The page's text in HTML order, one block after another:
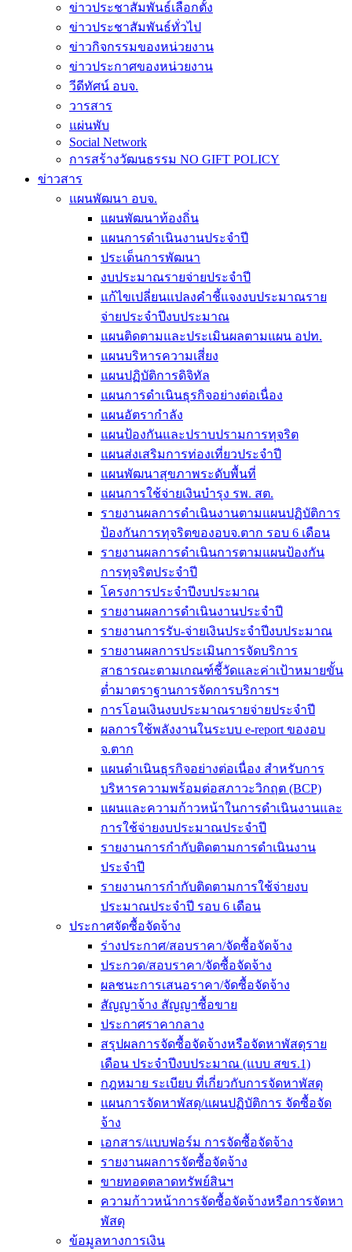
ข่าวประชาสัมพันธ์เลือกตั้ง
ข่าวประชาสัมพันธ์ทั่วไป
ข่าวกิจกรรมของหน่วยงาน
ข่าวประกาศของหน่วยงาน
วีดีทัศน์ อบจ.
วารสาร
แผ่นพับ
Social Network
การสร้างวัฒนธรรม NO GIFT POLICY
ข่าวสาร
แผนพัฒนา อบจ.
แผนพัฒนาท้องถิ่น
แผนการดำเนินงานประจำปี
ประเด็นการพัฒนา
งบประมาณรายจ่ายประจำปี
แก้ไขเปลี่ยนแปลงคำชี้แจงงบประมาณราย
จ่ายประจำปีงบประมาณ
แผนติดตามและประเมินผลตามแผน อปท.
แผนบริหารความเสี่ยง
แผนปฏิบัติการดิจิทัล
แผนการดำเนินธุรกิจอย่างต่อเนื่อง
แผนอัตรากำลัง
แผนป้องกันและปราบปรามการทุจริต
แผนส่งเสริมการท่องเที่ยวประจำปี
แผนพัฒนาสุขภาพระดับพื้นที่
แผนการใช้จ่ายเงินบำรุง รพ. สต.
รายงานผลการดำเนินงานตามแผนปฏิบัติการ
ป้องกันการทุจริตของอบจ.ตาก รอบ 6 เดือน
รายงานผลการดำเนินการตามแผนป้องกัน
การทุจริตประจำปี
โครงการประจำปีงบประมาณ
รายงานผลการดำเนินงานประจำปี
รายงานการรับ-จ่ายเงินประจำปีงบประมาณ
รายงานผลการประเมินการจัดบริการ
สาธารณะตามเกณฑ์ชี้วัดและค่าเป้าหมายขั้น
ต่ำมาตราฐานการจัดการบริการฯ
การโอนเงินงบประมาณรายจ่ายประจำปี
ผลการใช้พลังงานในระบบ e-report ของอบ
จ.ตาก
แผนดำเนินธุรกิจอย่างต่อเนื่อง สำหรับการ
บริหารความพร้อมต่อสภาวะวิกฤต (BCP)
แผนและความก้าวหน้าในการดำเนินงานและ
การใช้จ่ายงบประมาณประจำปี
รายงานการกำกับติดตามการดำเนินงาน
ประจำปี
รายงานการกำกับติดตามการใช้จ่ายงบ
ประมาณประจำปี รอบ 6 เดือน
ประกาศจัดซื้อจัดจ้าง
ร่างประกาศ/สอบราคา/จัดซื้อจัดจ้าง
ประกวด/สอบราคา/จัดซื้อจัดจ้าง
ผลชนะการเสนอราคา/จัดซื้อจัดจ้าง
สัญญาจ้าง สัญญาซื้อขาย
ประกาศราคากลาง
สรุปผลการจัดซื้อจัดจ้างหรือจัดหาพัสดุราย
เดือน ประจำปีงบประมาณ (แบบ สขร.1)
กฎหมาย ระเบียบ ที่เกี่ยวกับการจัดหาพัสดุ
แผนการจัดหาพัสดุ/แผนปฏิบัติการ จัดซื้อจัด
จ้าง
เอกสาร/แบบฟอร์ม การจัดซื้อจัดจ้าง
รายงานผลการจัดซื้อจัดจ้าง
ขายทอดตลาดทรัพย์สินฯ
ความก้าวหน้าการจัดซื้อจัดจ้างหรือการจัดหา
พัสดุ
ข้อมูลทางการเงิน